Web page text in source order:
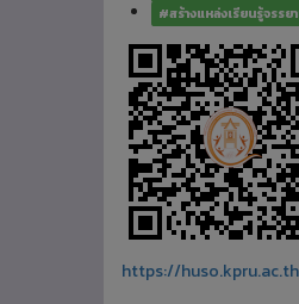
#สร้างแหล่งเรียนรู้จรร
https://